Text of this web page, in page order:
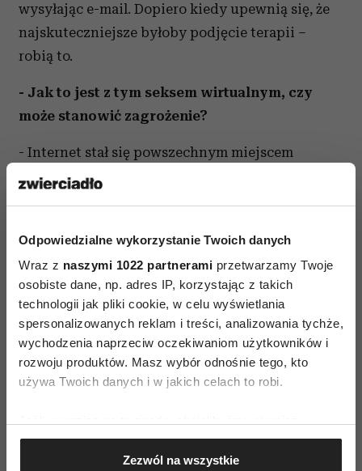
Odpowiedzialne wykorzystanie Twoich danych
Wraz z naszymi 1022 partnerami przetwarzamy Twoje
osobiste dane, np. adres IP, korzystając z takich
technologii jak pliki cookie, w celu wyświetlania
spersonalizowanych reklam i treści, analizowania tychże,
wychodzenia naprzeciw oczekiwaniom użytkowników i
rozwoju produktów. Masz wybór odnośnie tego, kto
używa Twoich danych i w jakich celach to robi.
Gromadzić dane dotyczące Twojej lokalizacji
geograficznej z dokładnością nawet do kilku metrów
Zezwól na wszystkie
wysyłając e-mail. Dopiero kiedy upewnią się, że
najskuteczniejsze byłoby podjęcie terapii –
robią to.
- Jak to jest z tym seksem wirtualnym, czy
może stanowić zagrożenie?
- Internet stał się powszechnym miejscem
zawierania znajomości. Częściej niż w klubach
poznało się na jakimś serwisie
społecznościowym czy randkowym, choć
częściej takie znajomości kończą się po kilku
spotkaniach, na których czasami dochodzi do
seksu.
Czasami osoby nawiązujące kontakty wyłącznie
intymnych związków. Niestety z powodu